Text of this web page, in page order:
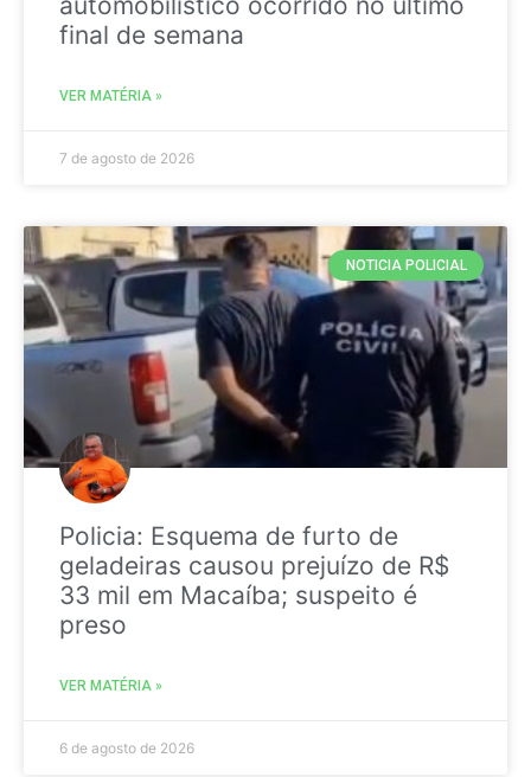
final de semana
VER MATÉRIA »
7 de agosto de 2026
NOTICIA POLICIAL
Policia: Esquema de furto de
geladeiras causou prejuízo de R$
33 mil em Macaíba; suspeito é
preso
VER MATÉRIA »
6 de agosto de 2026